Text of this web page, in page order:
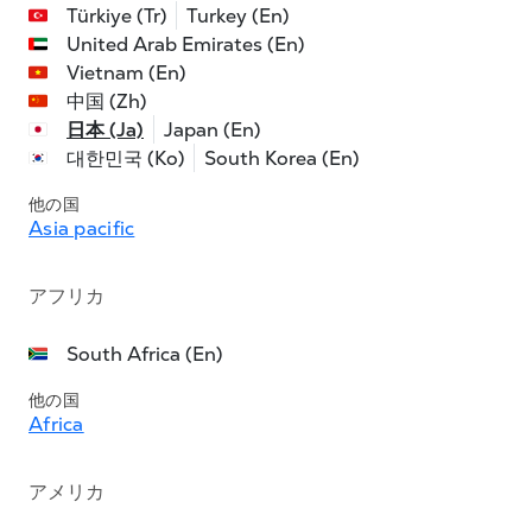
Türkiye (Tr)
Turkey (En)
United Arab Emirates (En)
Vietnam (En)
中国 (Zh)
日本 (Ja)
Japan (En)
대한민국 (Ko)
South Korea (En)
他の国
Asia pacific
アフリカ
South Africa (En)
他の国
Africa
アメリカ